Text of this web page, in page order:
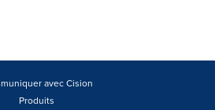
avec Cision
Produits